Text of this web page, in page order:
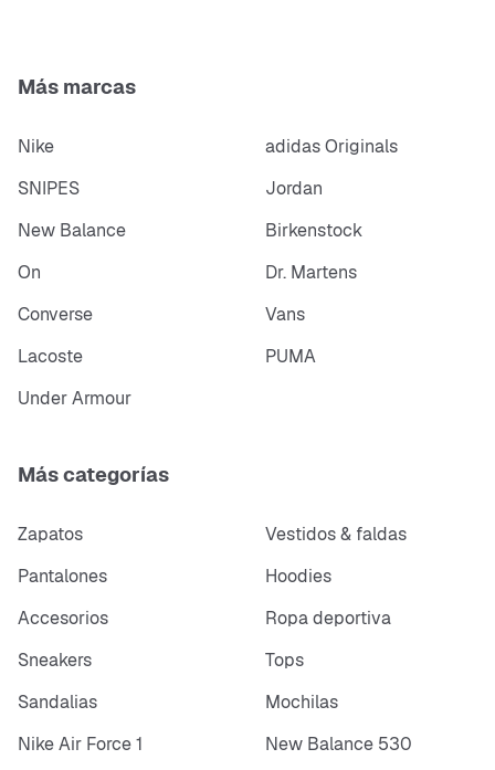
Más marcas
Nike
adidas Originals
SNIPES
Jordan
New Balance
Birkenstock
On
Dr. Martens
Converse
Vans
Lacoste
PUMA
Under Armour
Más categorías
Zapatos
Vestidos & faldas
Pantalones
Hoodies
Accesorios
Ropa deportiva
Sneakers
Tops
Sandalias
Mochilas
Nike Air Force 1
New Balance 530